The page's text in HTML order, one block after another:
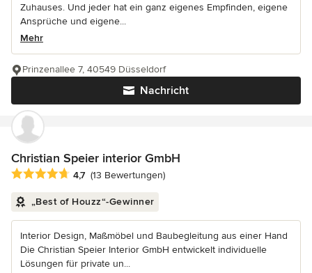
Zuhauses. Und jeder hat ein ganz eigenes Empfinden, eigene
Ansprüche und eigene...
Mehr
Nachricht
Prinzenallee 7, 40549 Düsseldorf
Christian Speier interior GmbH
Durchschnittliche Bewertung: 4.7 von 5 Sternen
4,7 (13 Bewertungen)
„Best of Houzz“-Gewinner
Interior Design, Maßmöbel und Baubegleitung aus einer Hand
Die Christian Speier Interior GmbH entwickelt individuelle
Lösungen für private un...